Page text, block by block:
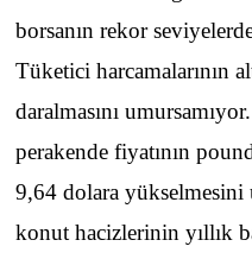
borsanın rekor
Tüketici harcamalarının
daralmasını
perakende fiyatının
9,64 dolara yükselmesini
konut hacizlerinin yıllık